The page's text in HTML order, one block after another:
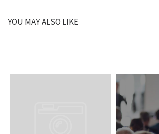
YOU MAY ALSO LIKE